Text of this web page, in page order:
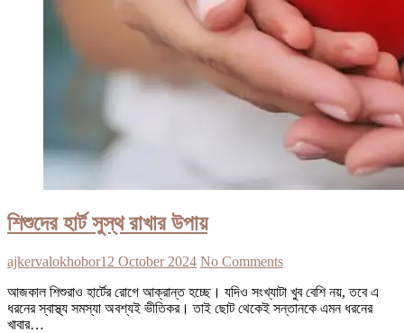
শিশুদের হার্ট সুস্থ রাখার উপায়
ajkervalokhobor12 October 2024 No Comments
আজকাল শিশুরাও হার্টের রোগে আক্রান্ত হচ্ছে। যদিও সংখ্যাটা খুব বেশি নয়, তবে এ
ধরনের স্বাস্থ্য সমস্যা অবশ্যই ভীতিকর। তাই ছোট থেকেই সন্তানকে এমন ধরনের
খাবার…